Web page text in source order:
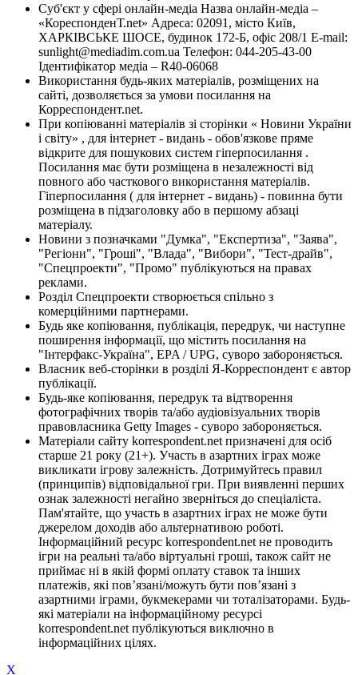
Суб'єкт у сфері онлайн-медіа Назва онлайн-медіа –
«КореспонденТ.net» Адреса: 02091, місто Київ,
ХАРКІВСЬКЕ ШОСЕ, будинок 172-Б, офіс 208/1 E-mail:
sunlight@mediadim.com.ua Телефон: 044-205-43-00
Ідентифікатор медіа – R40-06068
Використання будь-яких матеріалів, розміщених на
сайті, дозволяється за умови посилання на
Корреспондент.net.
При копіюванні матеріалів зі сторінки « Новини України
і світу» , для інтернет - видань - обов'язкове пряме
відкрите для пошукових систем гіперпосилання .
Посилання має бути розміщена в незалежності від
повного або часткового використання матеріалів.
Гіперпосилання ( для інтернет - видань) - повинна бути
розміщена в підзаголовку або в першому абзаці
матеріалу.
Новини з позначками "Думка", "Експертиза", "Заява",
"Регіони", "Гроші", "Влада", "Вибори", "Тест-драйв",
"Спецпроекти", "Промо" публікуються на правах
реклами.
Розділ Спецпроекти створюється спільно з
комерційними партнерами.
Будь яке копіювання, публікація, передрук, чи наступне
поширення інформації, що містить посилання на
"Інтерфакс-Україна", EPA / UPG, суворо забороняється.
Власник веб-сторінки в розділі Я-Корреспондент є автор
публікації.
Будь-яке копіювання, передрук та відтворення
фотографічних творів та/або аудіовізуальних творів
правовласника Getty Images - суворо забороняється.
Матеріали сайту korrespondent.net призначені для осіб
старше 21 року (21+). Участь в азартних іграх може
викликати ігрову залежність. Дотримуйтесь правил
(принципів) відповідальної гри. При виявленні перших
ознак залежності негайно зверніться до спеціаліста.
Пам'ятайте, що участь в азартних іграх не може бути
джерелом доходів або альтернативою роботі.
Інформаційний ресурс korrespondent.net не проводить
ігри на реальні та/або віртуальні гроші, також сайт не
приймає ні в якій формі оплату ставок та інших
платежів, які пов’язані/можуть бути пов’язані з
азартними іграми, букмекерами чи тоталізаторами. Будь-
які матеріали на інформаційному ресурсі
korrespondent.net публікуються виключно в
інформаційних цілях.
X